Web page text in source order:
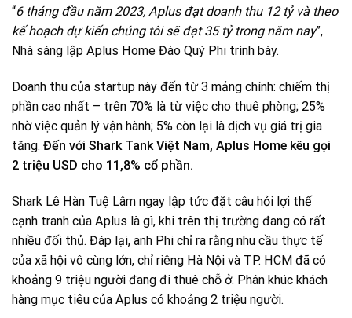
“6 tháng đầu năm 2023, Aplus đạt doanh thu 12 tỷ và theo
kế hoạch dự kiến chúng tôi sẽ đạt 35 tỷ trong năm nay”,
Nhà sáng lập Aplus Home Đào Quý Phi trình bày.
Doanh thu của startup này đến từ 3 mảng chính: chiếm thị
phần cao nhất – trên 70% là từ việc cho thuê phòng; 25%
nhờ việc quản lý vận hành; 5% còn lại là dịch vụ giá trị gia
tăng. Đến với Shark Tank Việt Nam, Aplus Home kêu gọi
2 triệu USD cho 11,8% cổ phần.
Shark Lê Hàn Tuệ Lâm ngay lập tức đặt câu hỏi lợi thế
cạnh tranh của Aplus là gì, khi trên thị trường đang có rất
nhiều đối thủ. Đáp lại, anh Phi chỉ ra rằng nhu cầu thực tế
của xã hội vô cùng lớn, chỉ riêng Hà Nội và TP. HCM đã có
khoảng 9 triệu người đang đi thuê chỗ ở. Phân khúc khách
hàng mục tiêu của Aplus có khoảng 2 triệu người.